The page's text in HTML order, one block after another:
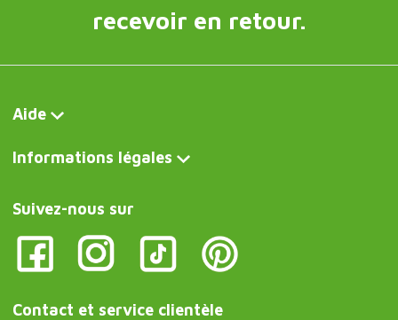
recevoir en retour.
Aide
Informations légales
Suivez-nous sur
Contact et service clientèle